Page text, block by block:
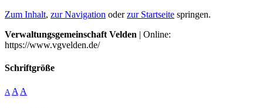
Zum Inhalt, zur Navigation oderzur Startseite springen.
Verwaltungsgemeinschaft Velden | Online:
https://www.vgvelden.de/
Schriftgröße
A A A